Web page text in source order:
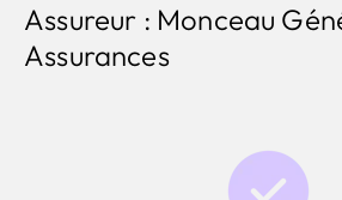
Assureur : Monceau
Assurances